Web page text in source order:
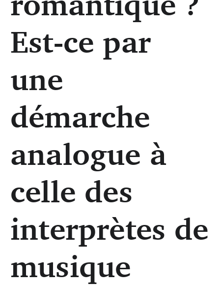
Est-ce par
une
démarche
analogue à
celle des
interprètes de
musique